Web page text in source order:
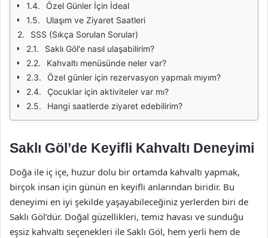
Özel Günler İçin İdeal
Ulaşım ve Ziyaret Saatleri
SSS (Sıkça Sorulan Sorular)
Saklı Göl'e nasıl ulaşabilirim?
Kahvaltı menüsünde neler var?
Özel günler için rezervasyon yapmalı mıyım?
Çocuklar için aktiviteler var mı?
Hangi saatlerde ziyaret edebilirim?
Saklı Göl’de Keyifli Kahvaltı Deneyimi
Doğa ile iç içe, huzur dolu bir ortamda kahvaltı yapmak,
birçok insan için günün en keyifli anlarından biridir. Bu
deneyimi en iyi şekilde yaşayabileceğiniz yerlerden biri de
Saklı Göl’dür. Doğal güzellikleri, temiz havası ve sunduğu
eşsiz kahvaltı seçenekleri ile Saklı Göl, hem yerli hem de